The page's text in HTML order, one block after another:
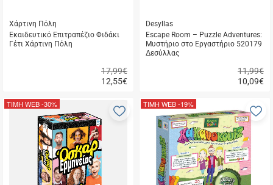
Χάρτινη Πόλη
Εκαιδευτικό Επιτραπέζιο Φιδάκι
Γέτι Χάρτινη Πόλη
12,55€
17,99€
αγορά
Desyllas
Escape Room – Puzzle Adventures:
Μυστήριο στο Εργαστήριο 520179
Δεσύλλας
10,09€
11,99€
αγορά
ΤΙΜΗ WEB-30%
Προσθήκη
αγαπημένα
ΤΙΜΗ WEB-19%